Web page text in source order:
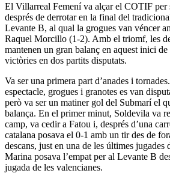
El Villarreal Femení va alçar el COTIF per
després de derrotar en la final del
Levante B, al qual la grogues van véncer
Raquel Morcillo (1-2). Amb el triomf, les
mantenen un gran balanç en aquest inici
victòries en dos partits disputats.
Va ser una primera part d’anades i
espectacle, grogues i granotes es van
però va ser un matiner gol del Submarí el
balança. En el primer minut, Soldevila va
camp, va cedir a Fatou i, després d’una
catalana posava el 0-1 amb un tir des de
descans, just en una de les últimes jugades
Marina posava l’empat per al Levante B
jugada de les valencianes.